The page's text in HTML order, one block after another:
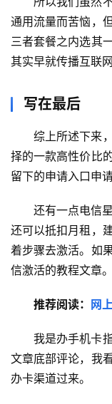
流
量
卡
办
南
选
靓
号
登录
通用流量而苦恼，
三者套餐之内选其
其实早就传播互联
写在最后
综上所述下来
择的一款高性价比
留下的申请入口申请
还有一点电信
还可以抵扣月租，
着步骤去激活。如
信激活的教程文章。
推荐阅读： 网
我是办手机卡
文章底部评论，我
办卡渠道过来。